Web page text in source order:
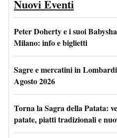
Nuovi Eventi
Peter Doherty e i suoi
Milano: info e biglietti
Sagre e mercatini in
Agosto 2026
Torna la Sagra della Patata:
patate, piatti tradizionali e